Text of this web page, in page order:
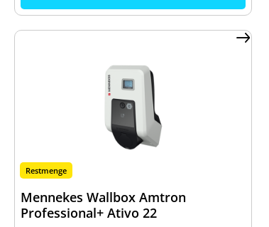
Restmenge
Mennekes Wallbox Amtron
Professional+ Ativo 22